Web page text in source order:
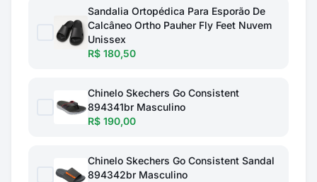
Sandalia Ortopédica Para Esporão De
Calcâneo Ortho Pauher Fly Feet Nuvem
Unissex
R$ 180,50
Chinelo Skechers Go Consistent
894341br Masculino
R$ 190,00
Chinelo Skechers Go Consistent Sandal
894342br Masculino